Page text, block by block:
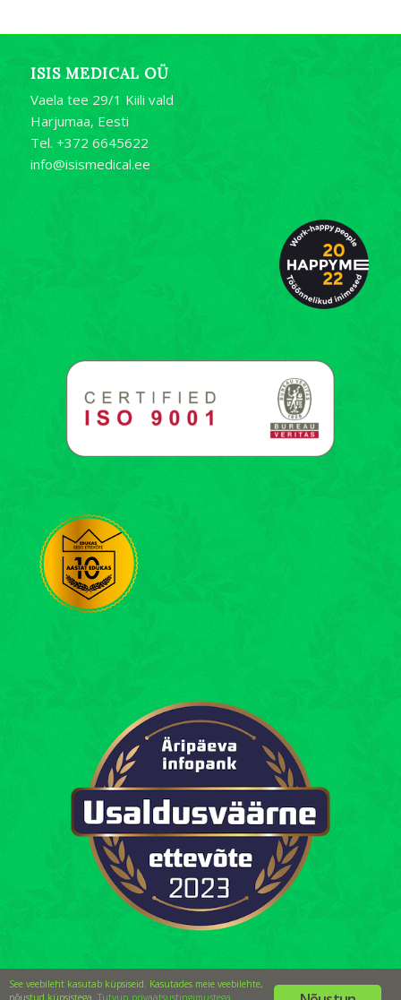
ISIS MEDICAL OÜ
Vaela tee 29/1 Kiili vald
Harjumaa, Eesti
Tel. +372 6645622
info@isismedical.ee
See veebileht kasutab küpsiseid. Kasutades meie veebilehte,
nõustud küpsistega. Tutvun privaatsustingimustega